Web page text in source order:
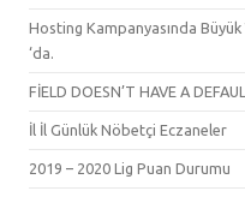
Hosting Kampanyasında
‘da.
FİELD DOESN’T HAVE A
İl İl Günlük Nöbetçi Eczaneler
2019 – 2020 Lig Puan Durumu